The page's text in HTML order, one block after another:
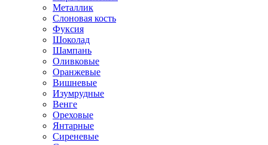
Металлик
Слоновая кость
Фуксия
Шоколад
Шампань
Оливковые
Оранжевые
Вишневые
Изумрудные
Венге
Ореховые
Янтарные
Сиреневые